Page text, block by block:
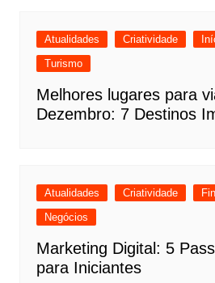
Atualidades Criatividade
Turismo
Melhores lugares para
Dezembro: 7 Destinos
Atualidades Criatividade
Negócios
Marketing Digital: 5
para Iniciantes